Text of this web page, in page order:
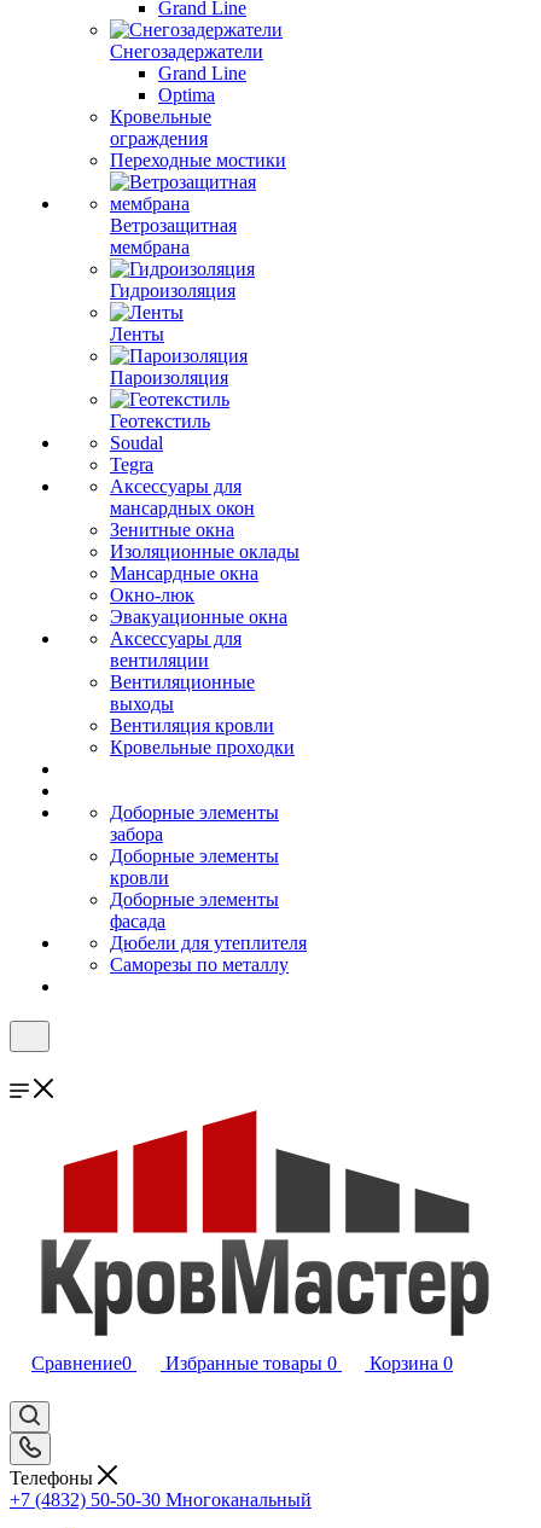
Grand Line
Снегозадержатели
Grand Line
Optima
Кровельные
ограждения
Переходные мостики
Ветрозащитная
мембрана
Гидроизоляция
Ленты
Пароизоляция
Геотекстиль
Soudal
Tegra
Аксессуары для
мансардных окон
Зенитные окна
Изоляционные оклады
Мансардные окна
Окно-люк
Эвакуационные окна
Аксессуары для
вентиляции
Вентиляционные
выходы
Вентиляция кровли
Кровельные проходки
Доборные элементы
забора
Доборные элементы
кровли
Доборные элементы
фасада
Дюбели для утеплителя
Саморезы по металлу
Сравнение0 Избранные товары 0 Корзина 0
Телефоны
+7 (4832) 50-50-30 Многоканальный